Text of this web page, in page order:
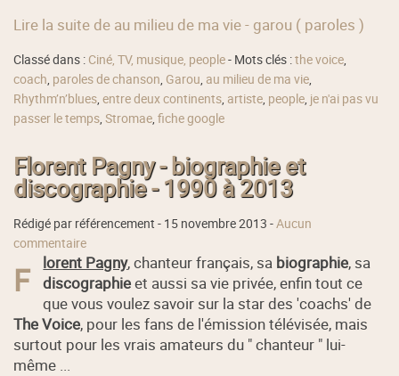
Lire la suite de au milieu de ma vie - garou ( paroles )
Classé dans : Ciné, TV, musique, people- Mots clés :the voice,
coach, paroles de chanson, Garou, au milieu de ma vie,
Rhythm’n’blues,entre deux continents, artiste, people, je n'ai pas vu
passer le temps,Stromae,fiche google
Florent Pagny - biographie et
discographie - 1990 à 2013
Rédigé par référencement - 15 novembre 2013 -Aucun
commentaire
F lorent Pagny, chanteur français, sa biographie, sa
discographieet aussi sa vie privée, enfin tout ce
que vous voulez savoir sur la star des 'coachs' de
The Voice, pour les fans de l'émission télévisée, mais
surtout pour les vrais amateurs du " chanteur " lui-
même ...